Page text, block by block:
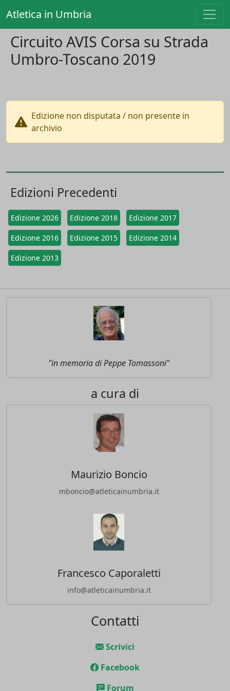
Atletica in Umbria
Circuito AVIS Corsa su Strada
Umbro-Toscano 2019
Edizione non disputata / non presente in
archivio
Edizioni Precedenti
Edizione 2026 Edizione 2018 Edizione 2017
Edizione 2016 Edizione 2015 Edizione 2014
Edizione 2013
"in memoria di Peppe Tomassoni"
a cura di
Maurizio Boncio
mboncio@atleticainumbria.it
Francesco Caporaletti
info@atleticainumbria.it
Contatti
Scrivici
Facebook
Forum